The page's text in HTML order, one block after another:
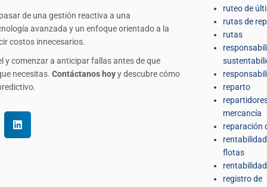
de una gestión reactiva a una
avanzada y un enfoque orientado a la
costos innecesarios.
y comenzar a anticipar fallas antes de que
necesitas. Contáctanos hoyy descubre cómo
ruteo de
rutas de
rutas
reparto
mercancía
reparación
flotas
rentabilidad
registro de